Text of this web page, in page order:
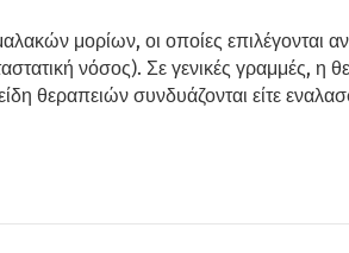
μορίων, οι οποίες επιλέγονται
νόσος). Σε γενικές γραμμές,
θεραπειών συνδυάζονται είτε